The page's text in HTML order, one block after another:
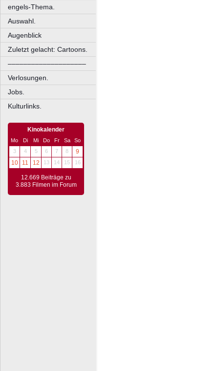
engels-Thema.
Auswahl.
Augenblick
Zuletzt gelacht: Cartoons.
––––––––––––––––––––
Verlosungen.
Jobs.
Kulturlinks.
Kinokalender
Mo Di Mi Do Fr Sa
So
3
4 5 6 7 8
9
10
11 12 13 14 15 16
12.669 Beiträge zu
3.883 Filmen im Forum